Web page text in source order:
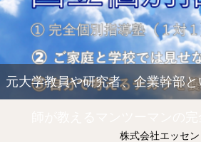
元大学教員や研究者、企業幹部
株式会社エッセン